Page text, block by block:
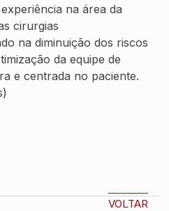
na área da
cirurgias
na diminuição dos riscos
da equipe de
e centrada no paciente.
VOLTAR